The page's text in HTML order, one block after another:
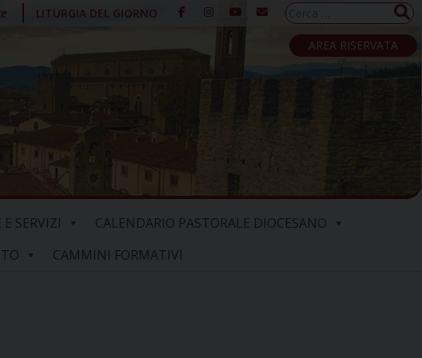
LITURGIA DEL GIORNO
Ricerca
per:
AREA RISERVATA
E SERVIZI
CALENDARIO PASTORALE DIOCESANO
CAMMINI FORMATIVI